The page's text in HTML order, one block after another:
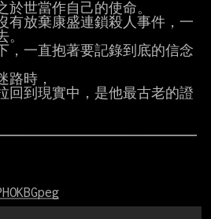
於世當作自己的使命。
有放棄康盛連鎖殺人事件，一
。
，一直抱著要記錄到底的信念
路時，
回到現實中，是他最古老的證